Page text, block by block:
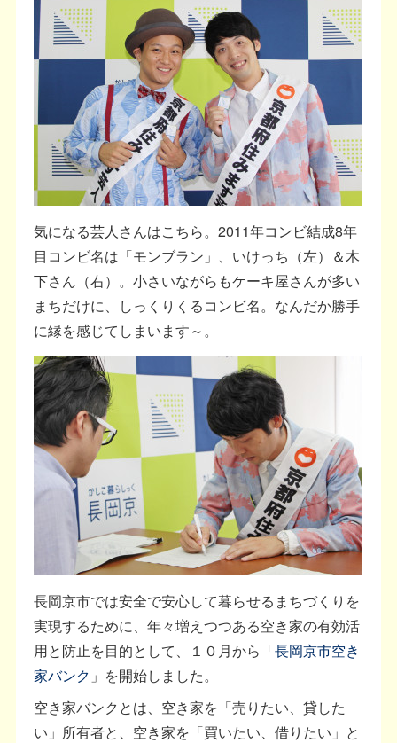
気になる芸人さんはこちら。2011年コンビ結成8年
目コンビ名は「モンブラン」、いけっち（左）＆木
下さん（右）。小さいながらもケーキ屋さんが多い
まちだけに、しっくりくるコンビ名。なんだか勝手
に縁を感じてしまいます～。
長岡京市では安全で安心して暮らせるまちづくりを
実現するために、年々増えつつある空き家の有効活
用と防止を目的として、１０月から「長岡京市空き
家バンク 」を開始しました。
空き家バンクとは、空き家を「売りたい、貸した
い」所有者と、空き家を「買いたい、借りたい」と